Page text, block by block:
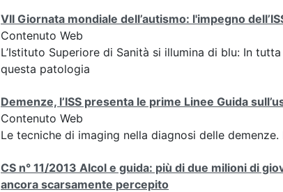
VII Giornata mondiale dell’autismo: l'impegno
Contenuto Web
L’Istituto Superiore di Sanità si illumina di blu: In
questa patologia
Demenze, l’ISS presenta le prime Linee Guida
Contenuto Web
Le tecniche di imaging nella diagnosi delle demenze.
CS n° 11/2013 Alcol e guida: più di due milioni di
ancora scarsamente percepito